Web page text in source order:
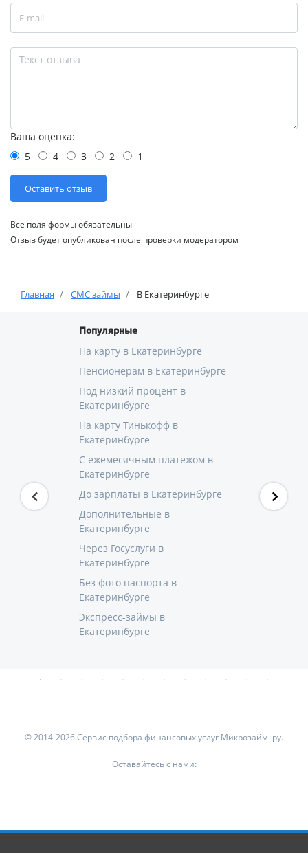
Ваша оценка:
5
4 3 2 1
Все поля формы обязательны
Отзыв будет опубликован после проверки модератором
Главная СМС займы В Екатеринбурге
Популярные
На карту в Екатеринбурге
Пенсионерам в Екатеринбурге
Под низкий процент в
Екатеринбурге
На карту Тинькофф в
Екатеринбурге
С ежемесячным платежом в
Екатеринбурге
До зарплаты в Екатеринбурге
Дополнительные в
Екатеринбурге
Через Госуслуги в
Екатеринбурге
Без фото паспорта в
Екатеринбурге
Экспресс-займы в
Екатеринбурге
© 2014-2026 Сервис подбора финансовых услуг Микрозайм. ру.
Оставайтесь с нами: